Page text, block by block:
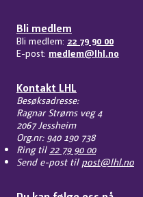
Bli medlem
Bli medlem: 22 79 90 00
E-post: medlem@lhl.no
Kontakt LHL
Besøksadresse:
Ragnar Strøms veg 4
2067 Jessheim
Org.nr: 940 190 738
Ring til 22 79 90 00
Send e-post til post@lhl.no